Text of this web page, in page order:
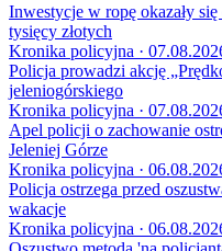
Inwestycje w ropę okazały
tysięcy złotych
Kronika policyjna ·
Policja prowadzi akcję
jeleniogórskiego
Kronika policyjna ·
Apel policji o zachowanie
Jeleniej Górze
Kronika policyjna ·
Policja ostrzega przed
wakacje
Kronika policyjna ·